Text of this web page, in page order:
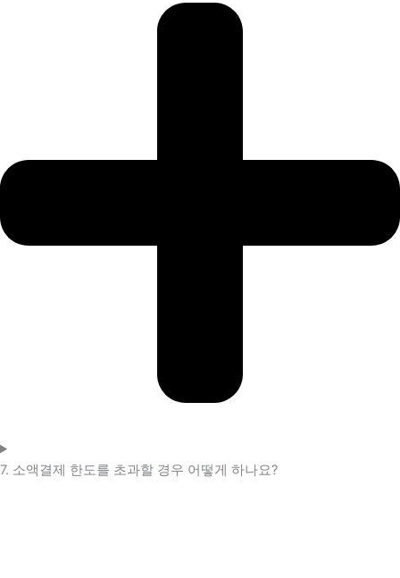
7. 소액결제 한도를 초과할 경우 어떻게 하나요?